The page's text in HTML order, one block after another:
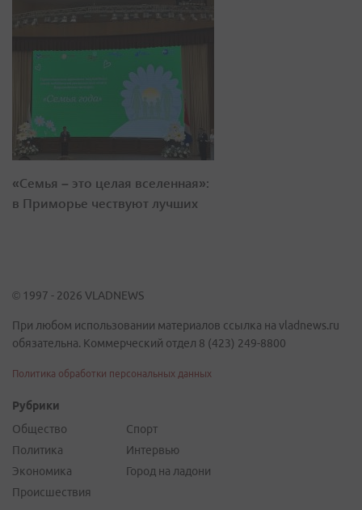
«Семья – это целая вселенная»:
в Приморье чествуют лучших
© 1997 - 2026 VLADNEWS
При любом использовании материалов ссылка на vladnews.ru
обязательна. Коммерческий отдел 8 (423) 249-8800
Политика обработки персональных данных
Рубрики
Общество
Политика
Экономика
Происшествия
Спорт
Интервью
Город на ладони